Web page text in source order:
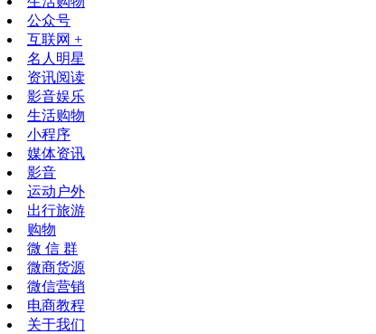
公众号
互联网 +
名人明星
资讯阅读
影音娱乐
生活购物
小程序
媒体资讯
影音
运动户外
出行旅游
购物
微 信 群
微商货源
微信营销
电商教程
关于我们